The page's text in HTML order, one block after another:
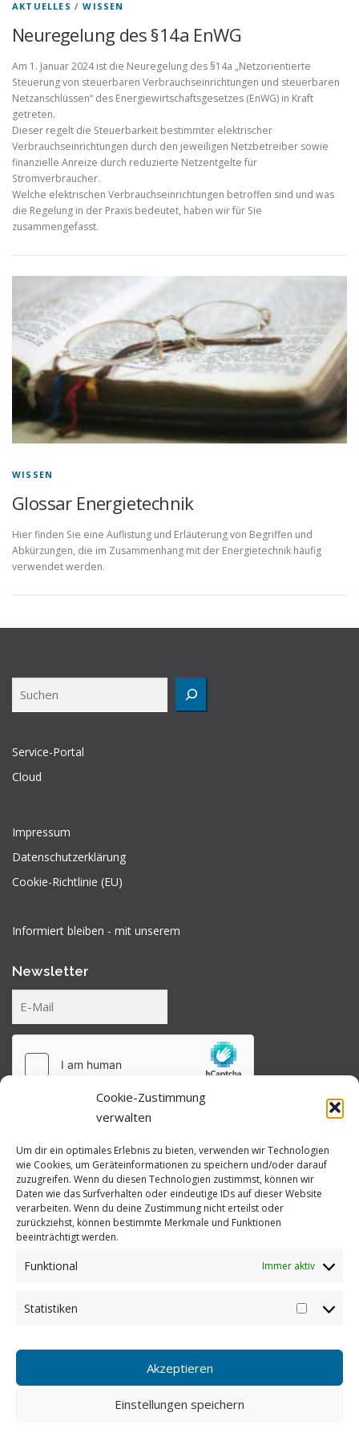
Cookie-Zustimmung
verwalten
Um dir ein optimales Erlebnis zu bieten, verwenden wir Technologien
wie Cookies, um Geräteinformationen zu speichern und/oder darauf
zuzugreifen. Wenn du diesen Technologien zustimmst, können wir
Daten wie das Surfverhalten oder eindeutige IDs auf dieser Website
verarbeiten. Wenn du deine Zustimmung nicht erteilst oder
zurückziehst, können bestimmte Merkmale und Funktionen
beeinträchtigt werden.
Funktional Immer aktiv
Statistiken
Akzeptieren
Einstellungen speichern
AKTUELLES /WISSEN
Neuregelung des §14a EnWG
Am 1. Januar 2024 ist die Neuregelung des §14a „Netzorientierte
Steuerung von steuerbaren Verbrauchseinrichtungen und steuerbaren
Netzanschlüssen“ des Energiewirtschaftsgesetzes (EnWG) in Kraft
getreten.
Dieser regelt die Steuerbarkeit bestimmter elektrischer
Verbrauchseinrichtungen durch den jeweiligen Netzbetreiber sowie
finanzielle Anreize durch reduzierte Netzentgelte für
Stromverbraucher.
Welche elektrischen Verbrauchseinrichtungen betroffen sind und was
die Regelung in der Praxis bedeutet, haben wir für Sie
zusammengefasst.
WISSEN
Glossar Energietechnik
Hier finden Sie eine Auflistung und Erläuterung von Begriffen und
Abkürzungen, die im Zusammenhang mit der Energietechnik häufig
verwendet werden.
Service-Portal
Cloud
Impressum
Datenschutzerklärung
Cookie-Richtlinie (EU)
Informiert bleiben - mit unserem
Newsletter
Copyright © 2026 koppermann.energy